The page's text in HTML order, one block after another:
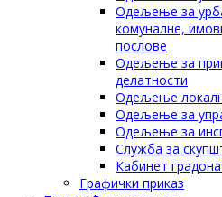
Одељење за
комуналне,
послове
Одељење за
делатности
Одељење
Одељење за
Одељење за
Служба за
Кабинет
Графички приказ